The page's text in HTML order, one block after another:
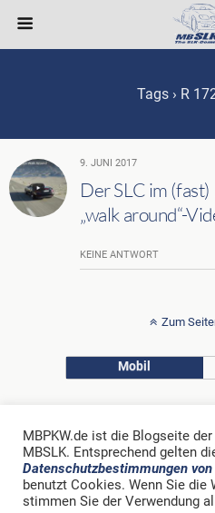
Tags › R
9. JUNI 2017
Der SLC im
„walk around“-
KEINE ANTWORT
Zum
Mobil
MBPKW.de ist die Blogseite
MBSLK. Entsprechend gelten
Datenschutzbestimmungen von
benutzt Cookies. Wenn Sie die
stimmen Sie der Verwendung